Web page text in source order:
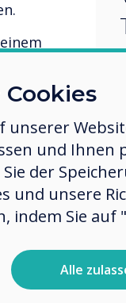
mit
UX Pro-
Cookies
und
der
und unsere
indem Sie auf
Alle